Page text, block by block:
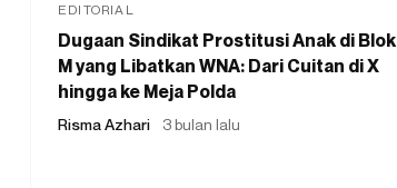
EDITORIAL
Dugaan Sindikat Prostitusi Anak di Blok
M yang Libatkan WNA: Dari Cuitan di X
hingga ke Meja Polda
Risma Azhari 3 bulan lalu